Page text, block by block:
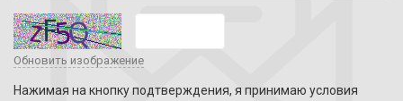
Обновить изображение
Нажимая на кнопку подтверждения, я принимаю условия